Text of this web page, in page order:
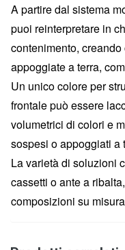
A partire dal sistema
puoi reinterpretare in
contenimento,
appoggiate a terra,
Un unico colore per
frontale può essere
volumetrici di colori e
sospesi o appoggiati a
La varietà di soluzioni
cassetti o ante a
composizioni su